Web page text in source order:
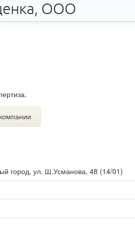
ООО
город, ул. Ш.Усманова, 48 (14/01)